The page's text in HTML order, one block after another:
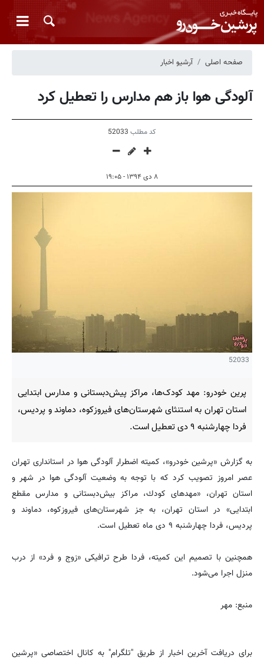
صفحه اصلی آرشیو اخبار
آلودگی هوا باز هم مدارس را تعطیل کرد
کد مطلب 52033
۸ دی ۱۳۹۴ - ۱۹:۰۵
52033
پرین خودرو: مهد کودک‌ها، مراکز پیش‌دبستانی و مدارس ابتدایی
استان تهران به استنثای شهرستان‌های فیروزكوه، دماوند و پردیس،
فردا چهارشنبه ۹ دی تعطیل است.
به گزارش «پرشین خودرو»، کمیته اضطرار آلودگی هوا در استانداری تهران
عصر امروز تصویب کرد که با توجه به وضعیت آلودگی هوا در شهر و
استان تهران، «مهدهای كودك، مراکز بیش‌دبستانی و مدارس مقطع
ابتدایی» در استان تهران، به جز شهرستان‌های فیروزكوه، دماوند و
پردیس، فردا چهارشنبه ۹ دی ماه تعطیل است.
همچنین با تصمیم این کمیته، فردا طرح ترافیكی «زوج و فرد» از درب
منزل اجرا می‌شود.
منبع: مهر
برای دریافت آخرین اخبار از طریق "تلگرام" به کانال اختصاصی «پرشین